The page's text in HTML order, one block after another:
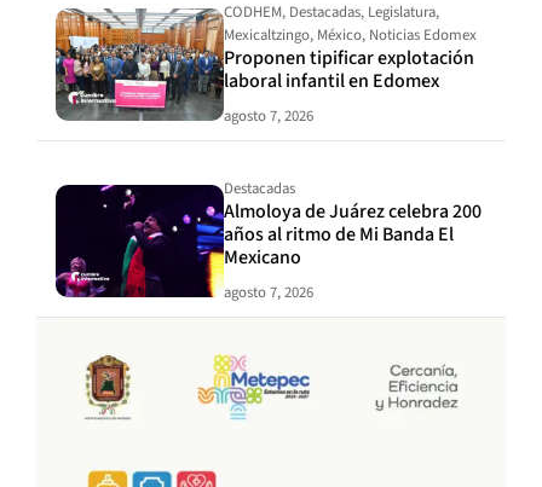
CODHEM, Destacadas, Legislatura,
Mexicaltzingo, México, Noticias Edomex
Proponen tipificar explotación
laboral infantil en Edomex
agosto 7, 2026
Destacadas
Almoloya de Juárez celebra 200
años al ritmo de Mi Banda El
Mexicano
agosto 7, 2026